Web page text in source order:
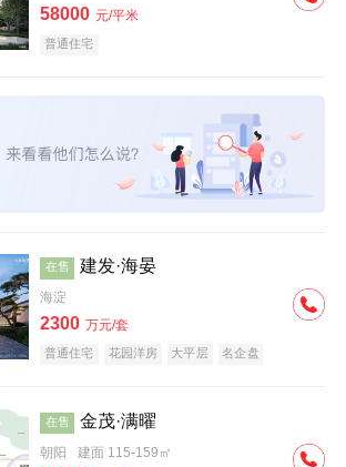
58000 元/平米
普通住宅
在售 建发·海晏
海淀
2300 万元/套
普通住宅 花园洋房 大平层
名企盘
在售 金茂·满曜
朝阳 建面 115-159㎡